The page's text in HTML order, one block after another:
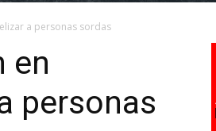
a personas sordas
en
personas